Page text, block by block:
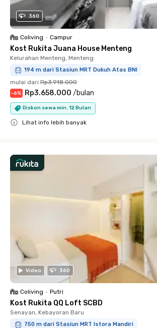
360
Coliving • Campur
Kost Rukita Juana House Menteng
Kelurahan Menteng, Menteng
194 m dari Stasiun MRT Dukuh Atas BNI
mulai dari Rp3.918.000
-6% Rp3.658.000 /bulan
Diskon sewa min. 12 Bulan
Lihat info lebih banyak
Video 360
Coliving • Putri
Kost Rukita QQ Loft SCBD
Senayan, Kebayoran Baru
750 m dari Stasiun MRT Istora Mandiri